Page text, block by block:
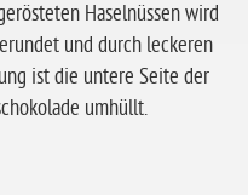
Haselnüssen wird
und durch leckeren
ist die untere Seite der
umhüllt.